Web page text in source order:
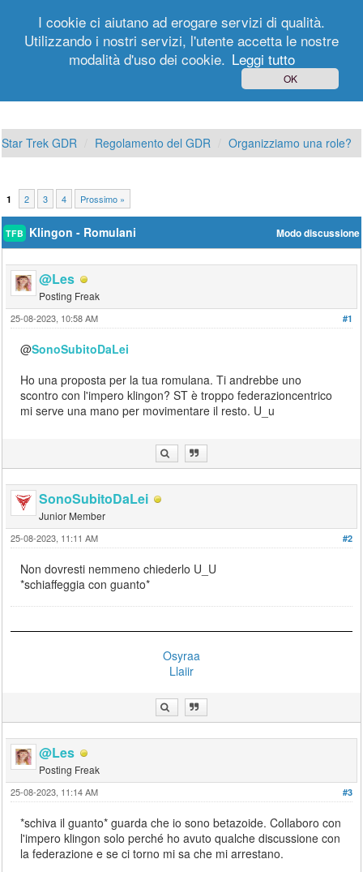
Registrati
Star Trek GDR Regolamento del GDR Organizziamo una role?
1 2 3 4 Prossimo »
Modo discussione
TFB Klingon - Romulani
@Les
Posting Freak
#1
25-08-2023, 10:58 AM
@SonoSubitoDaLei
Ho una proposta per la tua romulana. Ti andrebbe uno
scontro con l'impero klingon? ST è troppo federazioncentrico
mi serve una mano per movimentare il resto. U_u
SonoSubitoDaLei
Junior Member
#2
25-08-2023, 11:11 AM
Non dovresti nemmeno chiederlo U_U
*schiaffeggia con guanto*
Osyraa
Llaiir
@Les
Posting Freak
#3
25-08-2023, 11:14 AM
*schiva il guanto* guarda che io sono betazoide. Collaboro con
l'impero klingon solo perché ho avuto qualche discussione con
la federazione e se ci torno mi sa che mi arrestano.
I cookie ci aiutano ad erogare servizi di qualità.
Utilizzando i nostri servizi, l'utente accetta le nostre
modalità d'uso dei cookie. Leggi tutto
OK